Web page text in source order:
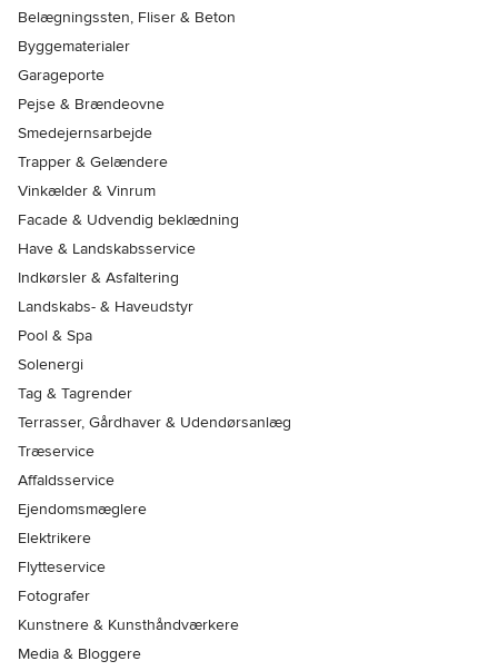
Belægningssten, Fliser & Beton
Byggematerialer
Garageporte
Pejse & Brændeovne
Smedejernsarbejde
Trapper & Gelændere
Vinkælder & Vinrum
Facade & Udvendig beklædning
Have & Landskabsservice
Indkørsler & Asfaltering
Landskabs- & Haveudstyr
Pool & Spa
Solenergi
Tag & Tagrender
Terrasser, Gårdhaver & Udendørsanlæg
Træservice
Affaldsservice
Ejendomsmæglere
Elektrikere
Flytteservice
Fotografer
Kunstnere & Kunsthåndværkere
Media & Bloggere